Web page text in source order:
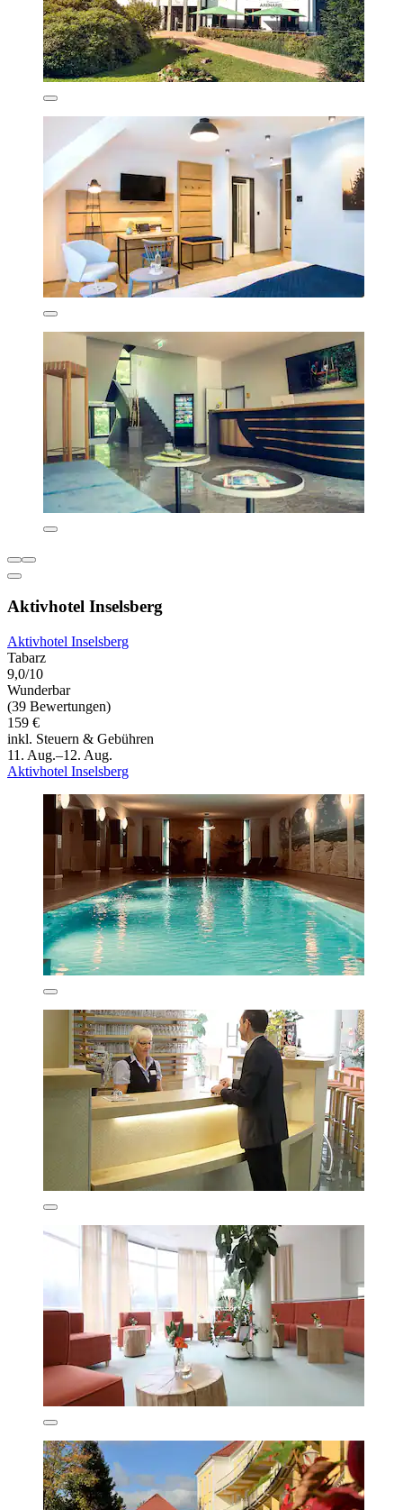
Aktivhotel Inselsberg
Aktivhotel Inselsberg
Tabarz
9,0/10
Wunderbar
(39 Bewertungen)
159 €
inkl. Steuern & Gebühren
11. Aug.–12. Aug.
Aktivhotel Inselsberg